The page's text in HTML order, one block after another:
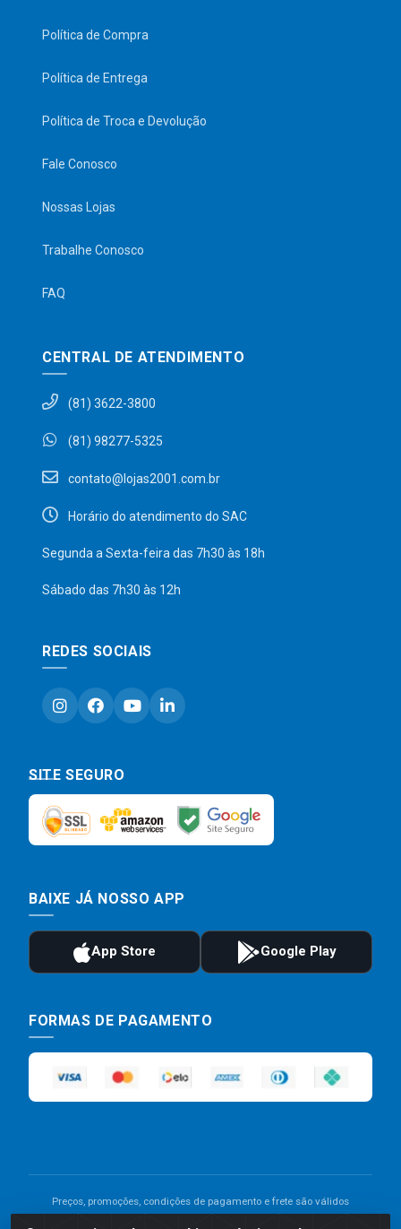
Política de Compra
Política de Entrega
Política de Troca e Devolução
Fale Conosco
Nossas Lojas
Trabalhe Conosco
FAQ
CENTRAL DE ATENDIMENTO
(81) 3622-3800
(81) 98277-5325
contato@lojas2001.com.br
Horário do atendimento do SAC
Segunda a Sexta-feira das 7h30 às 18h
Sábado das 7h30 às 12h
REDES SOCIAIS
SITE SEGURO
BAIXE JÁ NOSSO APP
FORMAS DE PAGAMENTO
Preços, promoções, condições de pagamento e frete são válidos